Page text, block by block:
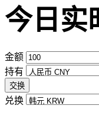
今日实
金额
持有
交换
兑换